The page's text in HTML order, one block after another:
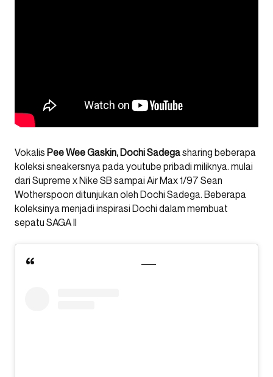
Vokalis Pee Wee Gaskin, Dochi Sadegasharing beberapa
koleksi sneakersnya pada youtube pribadi miliknya. mulai
dari Supreme x Nike SB sampai Air Max 1/97 Sean
Wotherspoon ditunjukan oleh Dochi Sadega. Beberapa
koleksinya menjadi inspirasi Dochi dalam membuat
sepatu SAGA II